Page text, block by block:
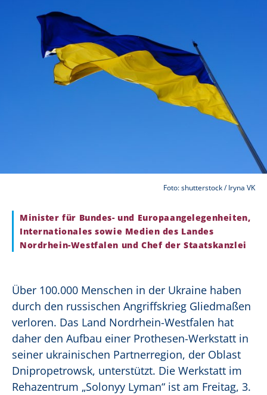
Foto: shutterstock / Iryna VK
Minister für Bundes- und Europaangelegenheiten,
Internationales sowie Medien des Landes
Nordrhein-Westfalen und Chef der Staatskanzlei
Über 100.000 Menschen in der Ukraine haben
durch den russischen Angriffskrieg Gliedmaßen
verloren. Das Land Nordrhein-Westfalen hat
daher den Aufbau einer Prothesen-Werkstatt in
seiner ukrainischen Partnerregion, der Oblast
Dnipropetrowsk, unterstützt. Die Werkstatt im
Rehazentrum „Solonyy Lyman“ ist am Freitag, 3.